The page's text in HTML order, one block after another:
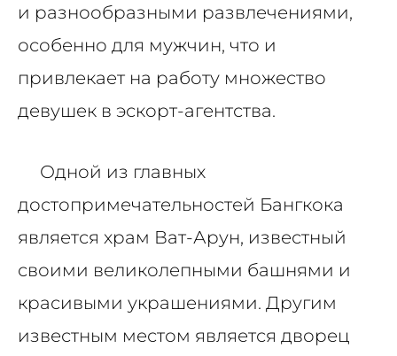
и разнообразными развлечениями,
особенно для мужчин, что и
привлекает на работу множество
девушек в эскорт-агентства.
Одной из главных
достопримечательностей Бангкока
является храм Ват-Арун, известный
своими великолепными башнями и
красивыми украшениями. Другим
известным местом является дворец